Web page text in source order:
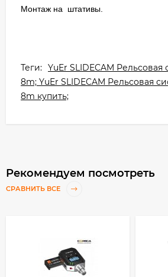
Монтаж на штативы.
Теги: YuEr SLIDECAM Рельсовая
8m; YuEr SLIDECAM Рельсовая
8m купить;
Рекомендуем посмотреть
СРАВНИТЬ ВСЕ